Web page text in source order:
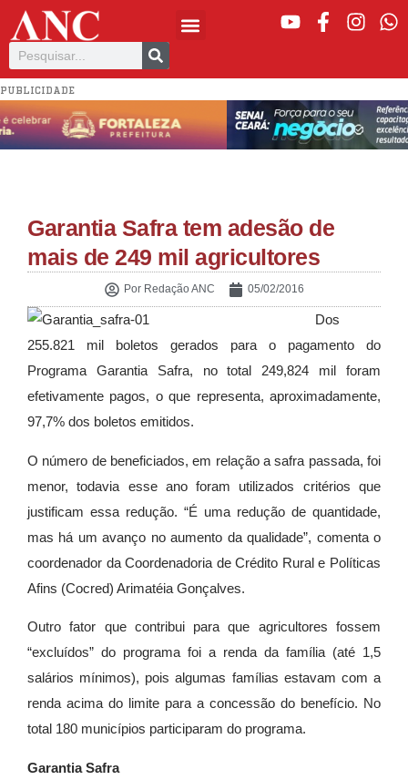
PUBLICIDADE
Garantia Safra tem adesão de
mais de 249 mil agricultores
PorRedação ANC 05/02/2016
Dos
255.821 mil boletos gerados para o pagamento do
Programa Garantia Safra, no total 249,824 mil foram
efetivamente pagos, o que representa, aproximadamente,
97,7% dos boletos emitidos.
O número de beneficiados, em relação a safra passada, foi
menor, todavia esse ano foram utilizados critérios que
justificam essa redução. “É uma redução de quantidade,
mas há um avanço no aumento da qualidade”, comenta o
coordenador da Coordenadoria de Crédito Rural e Políticas
Afins (Cocred) Arimatéia Gonçalves.
Outro fator que contribui para que agricultores fossem
“excluídos” do programa foi a renda da família (até 1,5
salários mínimos), pois algumas famílias estavam com a
renda acima do limite para a concessão do benefício. No
total 180 municípios participaram do programa.
Garantia Safra